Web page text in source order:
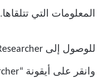
المعلومات التي تتلقاها.
وانقر على أيقونة “Researcher”.